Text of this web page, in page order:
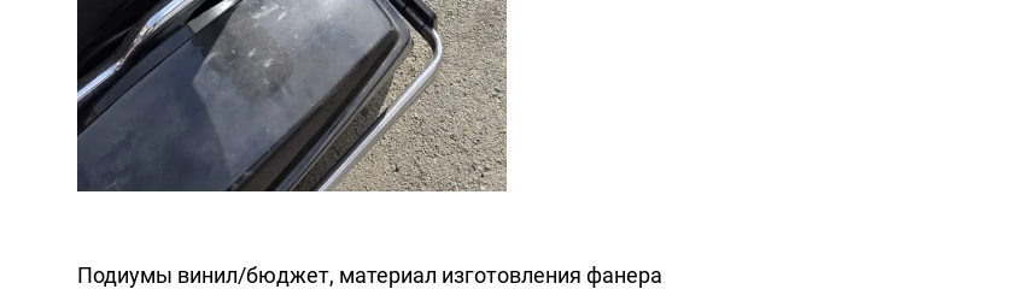
Подиумы винил/бюджет, материал изготовления фанера